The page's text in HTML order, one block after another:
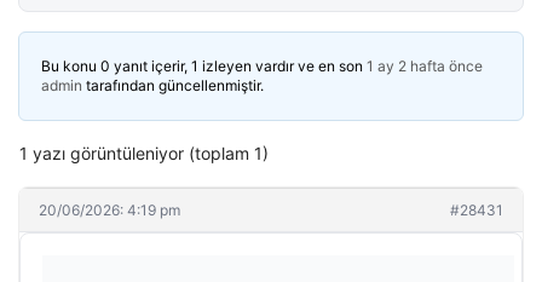
Bu konu 0 yanıt içerir, 1 izleyen vardır ve en son 1 ay 2 hafta önce
admin tarafından güncellenmiştir.
1 yazı görüntüleniyor (toplam 1)
20/06/2026: 4:19 pm #28431